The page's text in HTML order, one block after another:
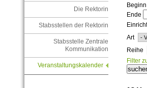
Die Rektorin
Stabsstellen der Rektorin
Stabsstelle Zentrale
Kommunikation
Veranstaltungskalender
Beginn
Ende
Art
Reihe
Filter